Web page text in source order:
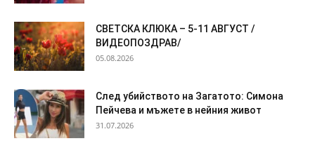
СВЕТСКА КЛЮКА – 5-11 АВГУСТ /
ВИДЕОПОЗДРАВ/
05.08.2026
След убийството на Загатото: Симона
Пейчева и мъжете в нейния живот
31.07.2026